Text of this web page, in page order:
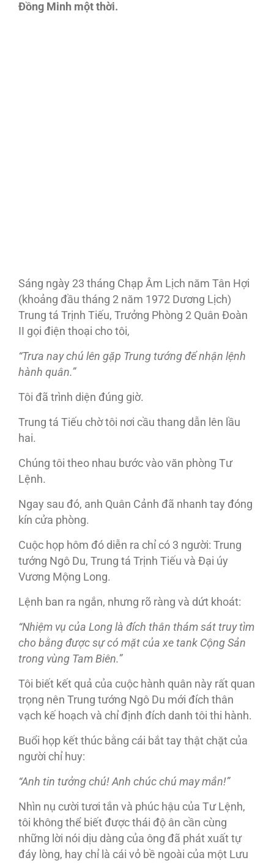
Đồng Minh một thời.
Sáng ngày 23 tháng Chạp Âm Lịch năm Tân Hợi
(khoảng đầu tháng 2 năm 1972 Dương Lịch)
Trung tá Trịnh Tiếu, Trưởng Phòng 2 Quân Đoàn
II gọi điện thoại cho tôi,
“Trưa nay chú lên gặp Trung tướng để nhận lệnh
hành quân.”
Tôi đã trình diện đúng giờ.
Trung tá Tiếu chờ tôi nơi cầu thang dẫn lên lầu
hai.
Chúng tôi theo nhau bước vào văn phòng Tư
Lệnh.
Ngay sau đó, anh Quân Cảnh đã nhanh tay đóng
kín cửa phòng.
Cuộc họp hôm đó diễn ra chỉ có 3 người: Trung
tướng Ngô Du, Trung tá Trịnh Tiếu và Đại úy
Vương Mộng Long.
Lệnh ban ra ngắn, nhưng rõ ràng và dứt khoát:
“Nhiệm vụ của Long là đích thân thám sát truy tìm
cho bằng được sự có mặt của xe tank Cộng Sản
trong vùng Tam Biên.”
Tôi biết kết quả của cuộc hành quân này rất quan
trọng nên Trung tướng Ngô Du mới đích thân
vạch kế hoạch và chỉ định đích danh tôi thi hành.
Buổi họp kết thúc bằng cái bắt tay thật chặt của
người chỉ huy:
“Anh tin tưởng chú! Anh chúc chú may mắn!”
Nhìn nụ cười tươi tắn và phúc hậu của Tư Lệnh,
tôi không thể biết được thái độ ân cần cùng
những lời nói dịu dàng của ông đã phát xuất tự
đáy lòng, hay chỉ là cái vỏ bề ngoài của một Lưu